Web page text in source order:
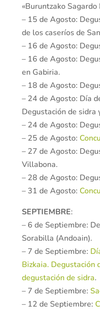
«Buruntzako
– 15 de Agosto:
de los caseríos de
– 16 de Agosto:
– 16 de Agosto:
en Gabiria.
– 18 de Agosto:
– 24 de Agosto: Día
Degustación de sidra
– 24 de Agosto:
– 25 de Agosto:
– 27 de Agosto:
Villabona.
– 28 de Agosto:
– 31 de Agosto:
SEPTIEMBRE:
– 6 de Septiembre:
Sorabilla (Andoain).
– 7 de Septiembre:
Bizkaia. Degustación
degustación de sidra.
– 7 de Septiembre:
– 12 de Septiembre: